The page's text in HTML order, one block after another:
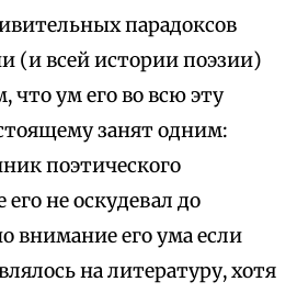
парадоксов
(и всей истории поэзии)
что ум его во всю эту
занят одним:
поэтического
не оскудевал до
внимание его ума если
на литературу, хотя